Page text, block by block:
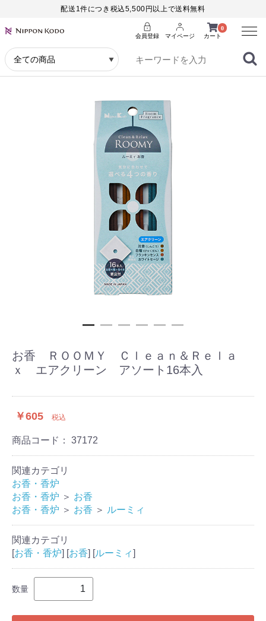
配送1件につき税込5,500円以上で送料無料
0
カート
会員登録 マイページ
Menu
お香 ＲＯＯＭＹ Ｃｌｅａｎ＆Ｒｅｌａ
ｘ エアクリーン アソート16本入
￥605 税込
商品コード： 37172
関連カテゴリ
お香・香炉
お香・香炉 ＞ お香
お香・香炉 ＞ お香 ＞ ルーミィ
関連カテゴリ
[お香・香炉] [お香] [ルーミィ]
数量